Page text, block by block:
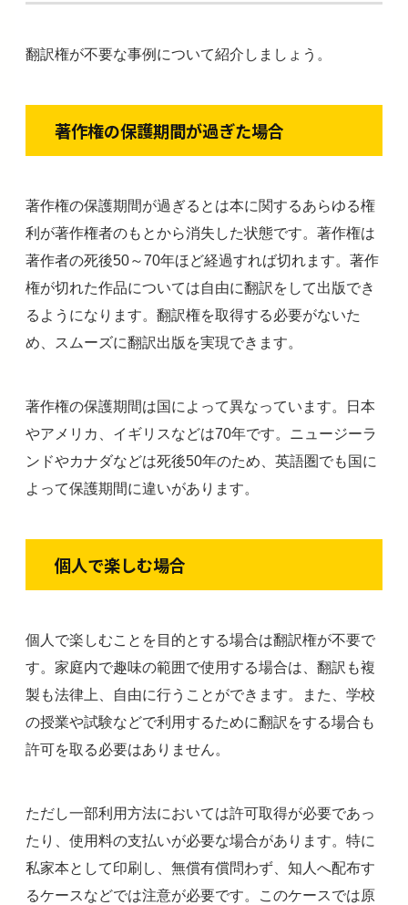
翻訳権が不要な事例について紹介しましょう。
著作権の保護期間が過ぎた場合
著作権の保護期間が過ぎるとは本に関するあらゆる権
利が著作権者のもとから消失した状態です。著作権は
著作者の死後50～70年ほど経過すれば切れます。著作
権が切れた作品については自由に翻訳をして出版でき
るようになります。翻訳権を取得する必要がないた
め、スムーズに翻訳出版を実現できます。
著作権の保護期間は国によって異なっています。日本
やアメリカ、イギリスなどは70年です。ニュージーラ
ンドやカナダなどは死後50年のため、英語圏でも国に
よって保護期間に違いがあります。
個人で楽しむ場合
個人で楽しむことを目的とする場合は翻訳権が不要で
す。家庭内で趣味の範囲で使用する場合は、翻訳も複
製も法律上、自由に行うことができます。また、学校
の授業や試験などで利用するために翻訳をする場合も
許可を取る必要はありません。
ただし一部利用方法においては許可取得が必要であっ
たり、使用料の支払いが必要な場合があります。特に
私家本として印刷し、無償有償問わず、知人へ配布す
るケースなどでは注意が必要です。このケースでは原